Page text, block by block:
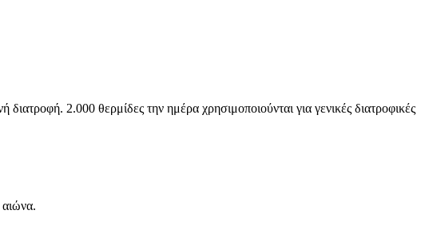
2.000 θερμίδες την ημέρα χρησιμοποιούνται για γενικές διατροφικές